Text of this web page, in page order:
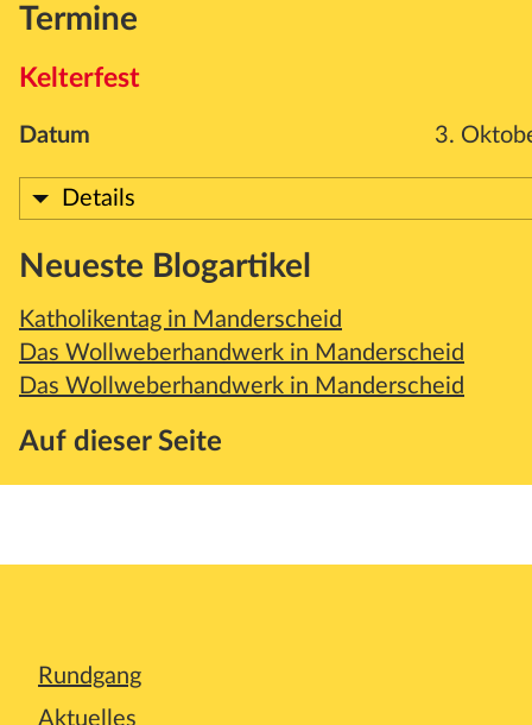
Termine
Kelterfest
Datum 3.
Details
Neueste Blogartikel
Katholikentag in Manderscheid
Das Wollweberhandwerk in Manderscheid
Das Wollweberhandwerk in Manderscheid
Auf dieser Seite
Rundgang
Aktuelles